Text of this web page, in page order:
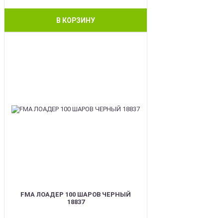
В КОРЗИНУ
FMA ЛОАДЕР 100 ШАРОВ ЧЕРНЫЙ
18837